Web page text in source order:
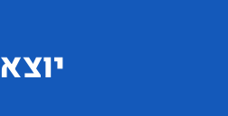
יוצא